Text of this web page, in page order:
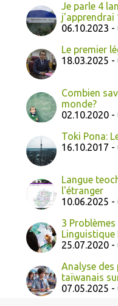
Je parle 4
j'apprendrai
06.10.2023
Le premier
18.03.2025
Combien
monde?
02.10.2020
Toki Pona:
16.10.2017
Langue
l'étranger
10.06.2025
3
Linguistique
25.07.2020
Analyse des
taïwanais
07.05.2025